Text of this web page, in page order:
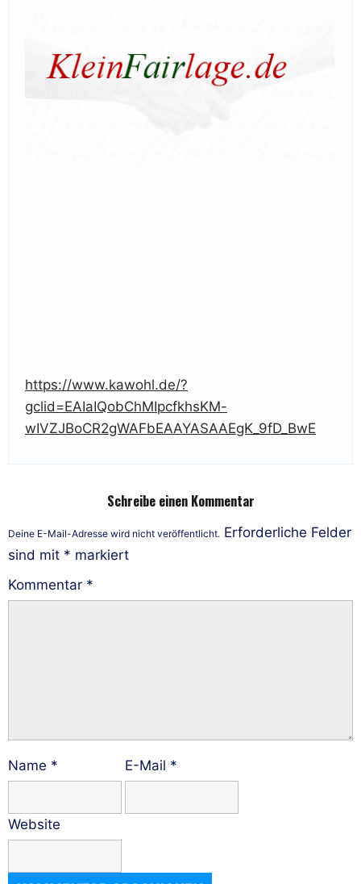
https://www.kawohl.de/?
gclid=EAIaIQobChMIpcfkhsKM-
wIVZJBoCR2gWAFbEAAYASAAEgK_9fD_BwE
Schreibe einen Kommentar
Deine E-Mail-Adresse wird nicht veröffentlicht. Erforderliche Felder
sind mit * markiert
Kommentar *
Name * E-Mail *
Website